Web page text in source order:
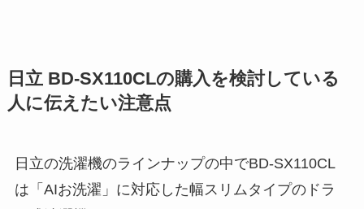
日立 BD-SX110CLの購入を検討している
人に伝えたい注意点
日立の洗濯機のラインナップの中でBD-SX110CL
は「AIお洗濯」に対応した幅スリムタイプのドラ